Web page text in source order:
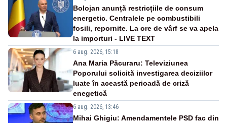
Bolojan anunță restricțiile de consum
energetic. Centralele pe combustibili
fosili, repornite. La ore de vârf se va apela
la importuri - LIVE TEXT
6 aug. 2026, 15:18
Ana Maria Păcuraru: Televiziunea
Poporului solicită investigarea deciziilor
luate în această perioadă de criză
enegetică
6 aug. 2026, 13:46
Mihai Ghigiu: Amendamentele PSD fac din